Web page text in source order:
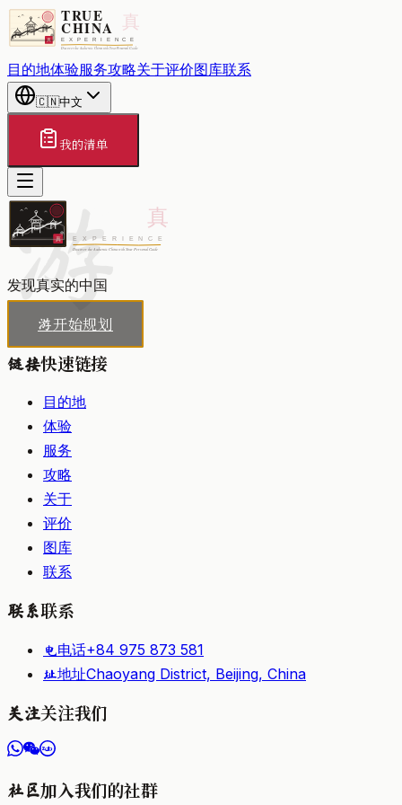
目的地体验服务攻略关于评价图库联系
🇨🇳中文
我的清单
游
发现真实的中国
游开始规划
链接快速链接
目的地
体验
服务
攻略
关于
评价
图库
联系
联系联系
电电话+84 975 873 581
址地址Chaoyang District, Beijing, China
关注关注我们
社区加入我们的社群